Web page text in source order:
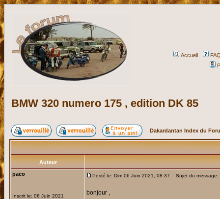
Accueil
BMW 320 numero 175 , edition DK 85
Dakardantan Index du
Auteur
paco
Inscrit le: 06 Juin 2021
Posté le: Dim 06 Juin 2021, 08:37 Sujet du message:
bonjour ,